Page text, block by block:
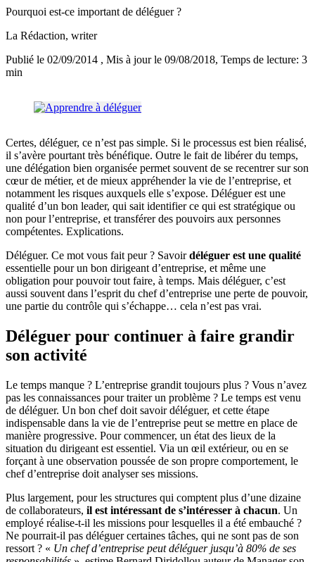
Pourquoi est-ce important de déléguer ?
La Rédaction, writer
Publié le 02/09/2014 , Mis à jour le 09/08/2018, Temps de lecture: 3
min
Certes, déléguer, ce n’est pas simple. Si le processus est bien réalisé,
il s’avère pourtant très bénéfique. Outre le fait de libérer du temps,
une délégation bien organisée permet souvent de se recentrer sur son
cœur de métier, et de mieux appréhender la vie de l’entreprise, et
notamment les risques auxquels elle s’expose. Déléguer est une
qualité d’un bon leader, qui sait identifier ce qui est stratégique ou
non pour l’entreprise, et transférer des pouvoirs aux personnes
compétentes. Explications.
Déléguer. Ce mot vous fait peur ? Savoirdéléguer est une qualité
essentielle pour un bon dirigeant d’entreprise, et même une
obligation pour pouvoir tout faire, à temps. Mais déléguer, c’est
aussi souvent dans l’esprit du chef d’entreprise une perte de pouvoir,
une partie du contrôle qui s’échappe… cela n’est pas vrai.
Déléguer pour continuer à faire grandir
son activité
Le temps manque ? L’entreprise grandit toujours plus ? Vous n’avez
pas les connaissances pour traiter un problème ? Le temps est venu
de déléguer. Un bon chef doit savoir déléguer, et cette étape
indispensable dans la vie de l’entreprise peut se mettre en place de
manière progressive. Pour commencer, un état des lieux de la
situation du dirigeant est essentiel. Via un œil extérieur, ou en se
forçant à une observation poussée de son propre comportement, le
chef d’entreprise doit analyser ses missions.
Plus largement, pour les structures qui comptent plus d’une dizaine
de collaborateurs, il est intéressant de s’intéresser à chacun. Un
employé réalise-t-il les missions pour lesquelles il a été embauché ?
Ne pourrait-il pas déléguer certaines tâches, qui ne sont pas de son
ressort ? « Un chef d’entreprise peut déléguer jusqu’à 80% de ses